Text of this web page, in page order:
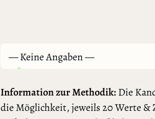
— Keine Angaben —
Information zur Methodik:Die
die Möglichkeit, jeweils 20 Werte